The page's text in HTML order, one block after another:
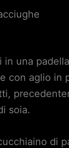
in una
con aglio in
soia.
di